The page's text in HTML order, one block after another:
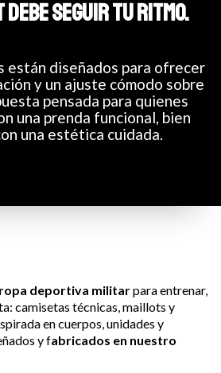
DEBE SEGUIR TU RITMO.
están diseñados para ofrecer
y un ajuste cómodo sobre
pensada para quienes
una prenda funcional, bien
una estética cuidada.
ropa deportiva militarpara entrenar,
camisetas técnicas, maillots y
en cuerpos, unidades y
y fabricados en nuestro